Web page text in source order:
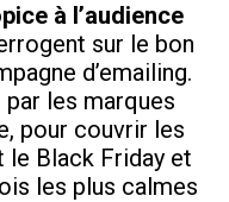
à l’audience
sur le bon
d’emailing.
les marques
pour couvrir les
le Black Friday et
les plus calmes